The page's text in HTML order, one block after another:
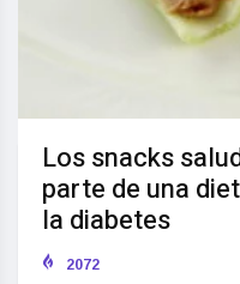
Los snacks
parte de una
la diabetes
2072